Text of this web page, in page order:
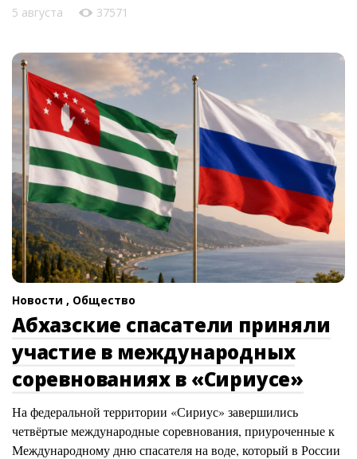
5 августа 37571
Новости , Общество
Абхазские спасатели приняли
участие в международных
соревнованиях в «Сириусе»
На федеральной территории «Сириус» завершились
четвёртые международные соревнования, приуроченные к
Международному дню спасателя на воде, который в России